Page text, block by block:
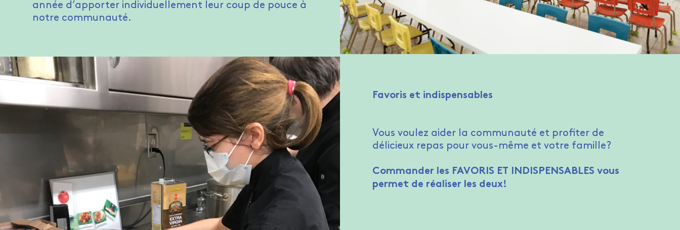
année d’apporter individuellement leur coup de pouce à
notre communauté.
Favoris et indispensables
Vous voulez aider la communauté et profiter de
délicieux repas pour vous-même et votre famille?
Commander les FAVORIS ET INDISPENSABLES vous
permet de réaliser les deux!